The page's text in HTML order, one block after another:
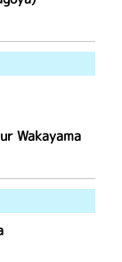
Wakayama